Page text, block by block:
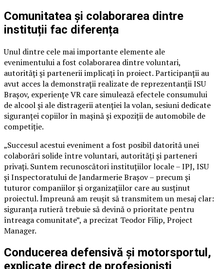
Comunitatea și colaborarea dintre
instituții fac diferența
Unul dintre cele mai importante elemente ale
evenimentului a fost colaborarea dintre voluntari,
autorități și partenerii implicați în proiect. Participanții au
avut acces la demonstrații realizate de reprezentanții ISU
Brașov, experiențe VR care simulează efectele consumului
de alcool și ale distragerii atenției la volan, sesiuni dedicate
siguranței copiilor în mașină și expoziții de automobile de
competiție.
„Succesul acestui eveniment a fost posibil datorită unei
colaborări solide între voluntari, autorități și parteneri
privați. Suntem recunoscători instituțiilor locale – IPJ, ISU
și Inspectoratului de Jandarmerie Brașov – precum și
tuturor companiilor și organizațiilor care au susținut
proiectul. Împreună am reușit să transmitem un mesaj clar:
siguranța rutieră trebuie să devină o prioritate pentru
întreaga comunitate”, a precizat Teodor Filip, Project
Manager.
Conducerea defensivă și motorsportul,
explicate direct de profesioniști